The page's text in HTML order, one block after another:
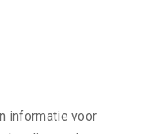
informatie voor